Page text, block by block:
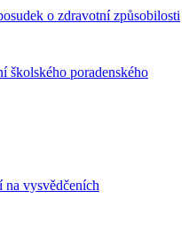
o zdravotní způsobilosti
školského poradenského
na vysvědčeních